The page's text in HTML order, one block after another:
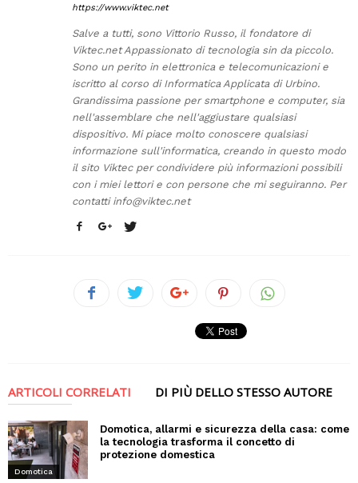
https://www.viktec.net
Salve a tutti, sono Vittorio Russo, il fondatore di
Viktec.net Appassionato di tecnologia sin da piccolo.
Sono un perito in elettronica e telecomunicazioni e
iscritto al corso di Informatica Applicata di Urbino.
Grandissima passione per smartphone e computer, sia
nell'assemblare che nell'aggiustare qualsiasi
dispositivo. Mi piace molto conoscere qualsiasi
informazione sull'informatica, creando in questo modo
il sito Viktec per condividere più informazioni possibili
con i miei lettori e con persone che mi seguiranno. Per
contatti info@viktec.net
ARTICOLI CORRELATI DI PIÙ DELLO STESSO AUTORE
Domotica
Domotica, allarmi e sicurezza della casa: come
la tecnologia trasforma il concetto di
protezione domestica